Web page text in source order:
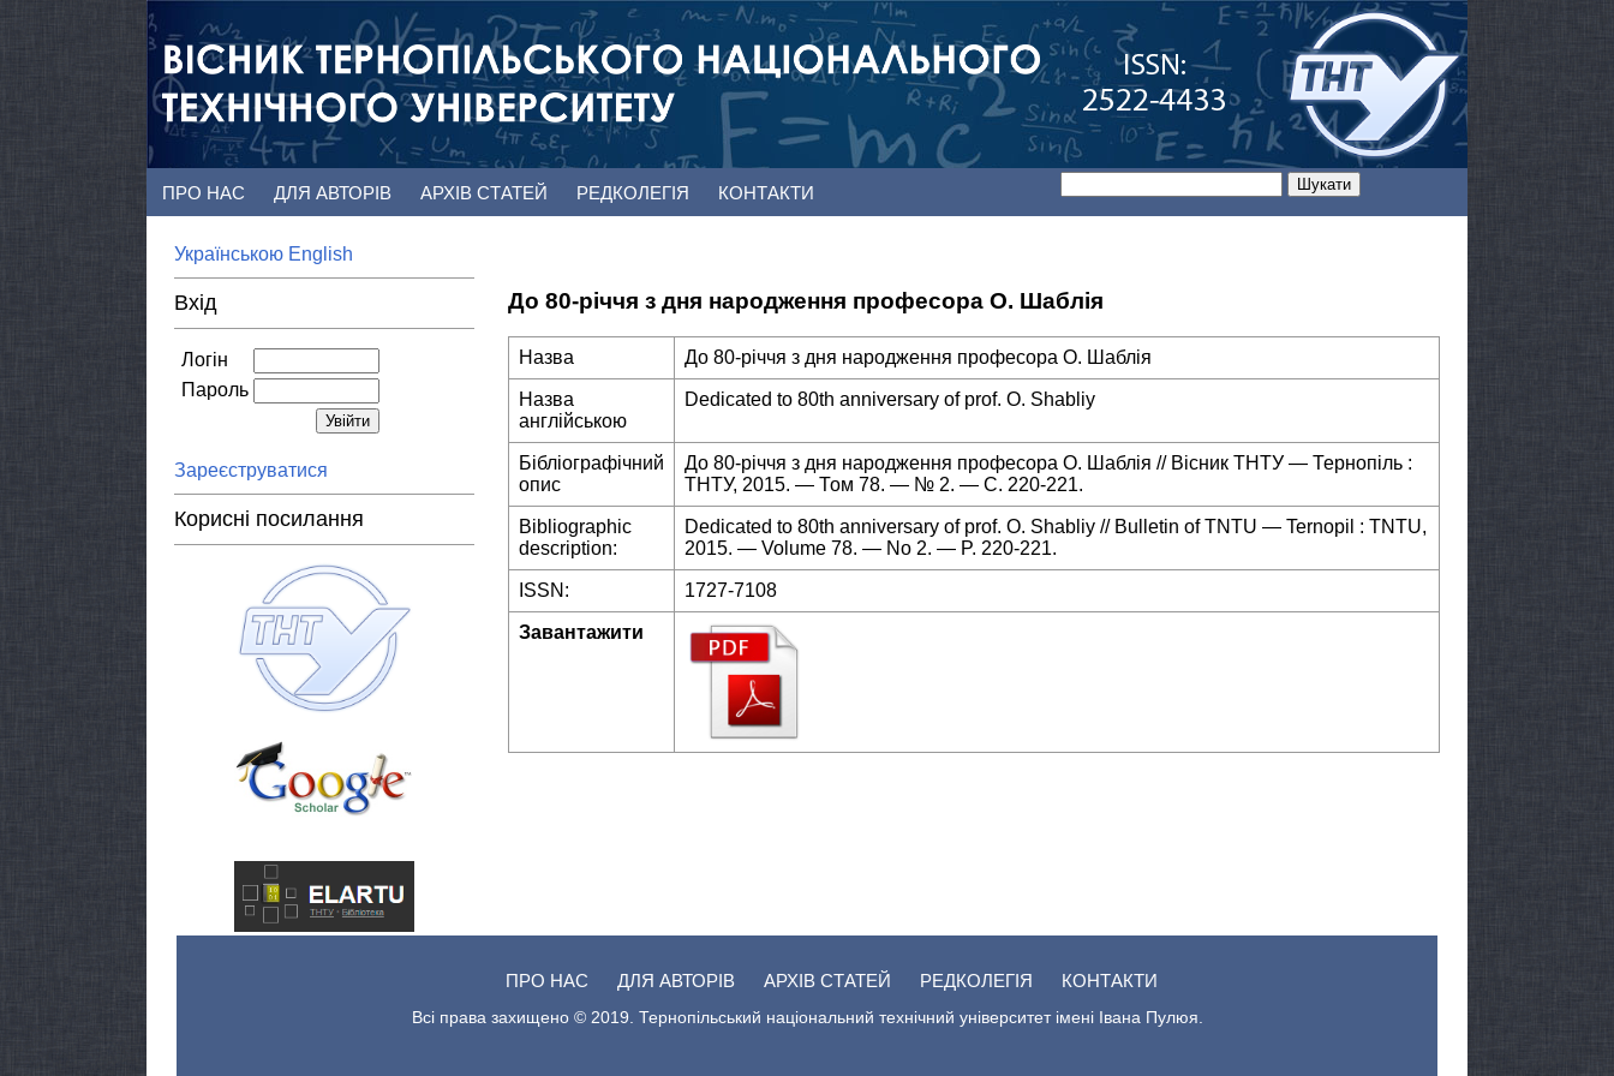
ПРО НАС ДЛЯ АВТОРІВ АРХІВ СТАТЕЙ РЕДКОЛЕГІЯ КОНТАКТИ
Українською English
Вхід
Логін
Пароль
Зареєструватися
Корисні посилання
До 80-річчя з дня народження професора О. Шаблія
Назва До 80-річчя з дня народження професора О. Шаблія
Назва
англійською
Dedicated to 80th anniversary of prof. O. Shabliy
Бібліографічний
опис
До 80-річчя з дня народження професора О. Шаблія // Вісник ТНТУ — Тернопіль :
ТНТУ, 2015. — Том 78. — № 2. — С. 220-221.
Bibliographic
description:
Dedicated to 80th anniversary of prof. O. Shabliy // Bulletin of TNTU — Ternopil : TNTU,
2015. — Volume 78. — No 2. — P. 220-221.
ISSN: 1727-7108
Завантажити
ПРО НАС ДЛЯ АВТОРІВ АРХІВ СТАТЕЙ РЕДКОЛЕГІЯ КОНТАКТИ
Всі права захищено © 2019. Тернопільський національний технічний університет імені Івана Пулюя.